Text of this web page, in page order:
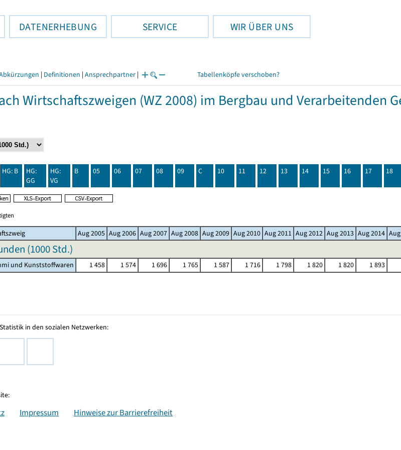
DATENERHEBUNG SERVICE WIR ÜBER UNS
| Definitionen | Ansprechpartner | Tabellenköpfe verschoben?
Wirtschaftszweigen (WZ 2008) im Bergbau und Verarbeitenden
HG: B
HG:
GG
HG:
VG
B 05 06 07 08 09 C 10 11 12 13 14 15 16 17 18
Aug 2005 Aug 2006 Aug 2007 Aug 2008 Aug 2009 Aug 2010 Aug 2011 Aug 2012 Aug 2013 Aug 2014
(1000 Std.)
und Kunststoffwaren 1 458 1 574 1 696 1 765 1 587 1 716 1 798 1 820 1 820 1 893
in den sozialen Netzwerken:
Impressum Hinweise zur Barrierefreiheit